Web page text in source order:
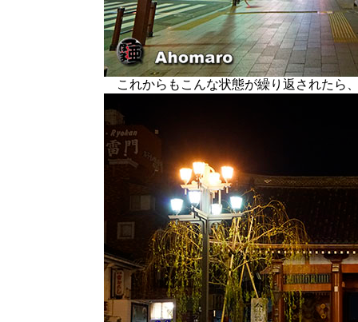
これからもこんな状態が繰り返されたら